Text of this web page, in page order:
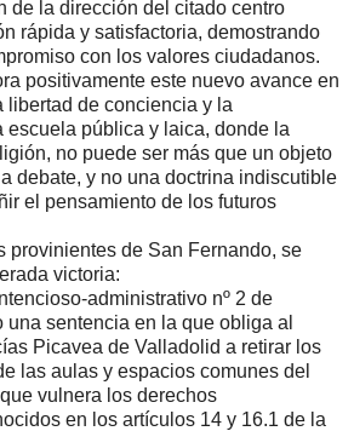
de la dirección del citado centro
rápida y satisfactoria, demostrando
con los valores ciudadanos.
positivamente este nuevo avance en
libertad de conciencia y la
escuela pública y laica, donde la
no puede ser más que un objeto
debate, y no una doctrina indiscutible
el pensamiento de los futuros
provinientes de San Fernando, se
victoria:
administrativo nº 2 de
sentencia en la que obliga al
Picavea de Valladolid a retirar los
las aulas y espacios comunes del
vulnera los derechos
en los artículos 14 y 16.1 de la